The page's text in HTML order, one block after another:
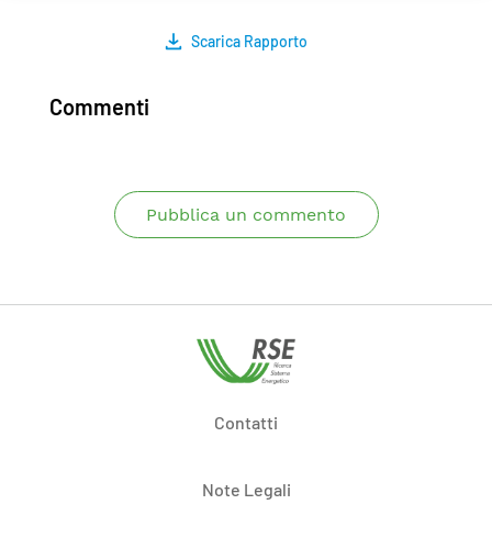
Scarica Rapporto
Commenti
Pubblica un commento
Contatti
Note Legali